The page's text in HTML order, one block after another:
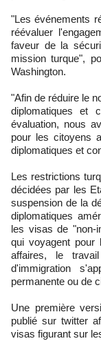
"Les événements
réévaluer
faveur de la
mission turque",
Washington.
"Afin de réduire le
diplomatiques et
évaluation, nous
pour les citoyens
diplomatiques et
Les restrictions
décidées par les
suspension de la
diplomatiques
les visas de "non-
qui voyagent pour
affaires, le
d'immigration
permanente ou de
Une première
publié sur twitter
visas figurant sur